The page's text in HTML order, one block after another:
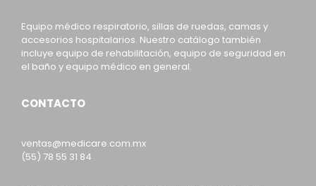
Equipo médico respiratorio, sillas de ruedas, camas y
accesorios hospitalarios. Nuestro catálogo también
incluye equipo de rehabilitación, equipo de seguridad en
el baño y equipo médico en general.
CONTACTO
ventas@medicare.com.mx
(55) 78 55 31 84